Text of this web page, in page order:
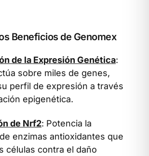
Beneficios de Genomex
de la Expresión Genética:
sobre miles de genes,
perfil de expresión a través
epigenética.
de Nrf2: Potencia la
enzimas antioxidantes que
células contra el daño